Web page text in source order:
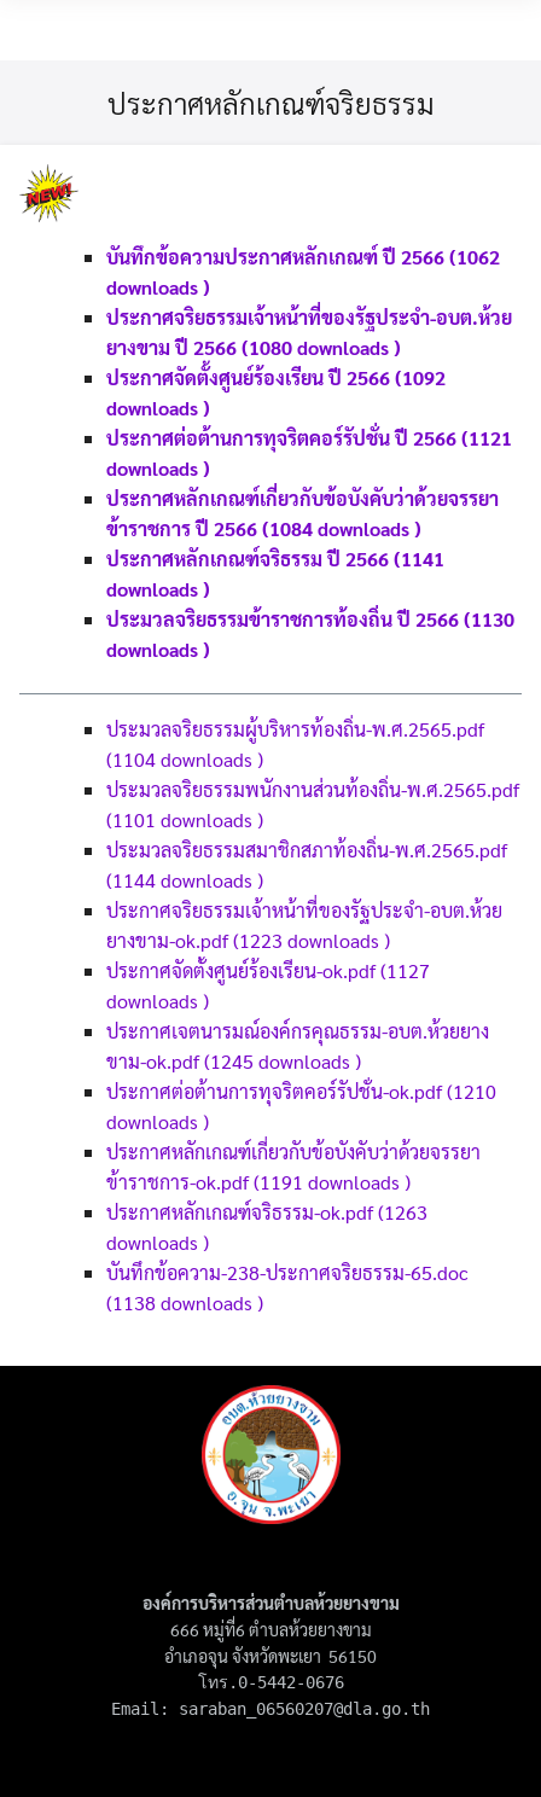
Search
ประกาศหลักเกณฑ์จริยธรรม
บันทึกข้อความประกาศหลักเกณฑ์ ปี 2566 (1062
downloads )
ประกาศจริยธรรมเจ้าหน้าที่ของรัฐประจำ-อบต.ห้วย
ยางขาม ปี 2566 (1080 downloads )
ประกาศจัดตั้งศูนย์ร้องเรียน ปี 2566 (1092
downloads )
ประกาศต่อต้านการทุจริตคอร์รัปชั่น ปี 2566 (1121
downloads )
ประกาศหลักเกณฑ์เกี่ยวกับข้อบังคับว่าด้วยจรรยา
ข้าราชการ ปี 2566 (1084 downloads )
ประกาศหลักเกณฑ์จริธรรม ปี 2566 (1141
downloads )
ประมวลจริยธรรมข้าราชการท้องถิ่น ปี 2566 (1130
downloads )
ประมวลจริยธรรมผู้บริหารท้องถิ่น-พ.ศ.2565.pdf
(1104 downloads )
ประมวลจริยธรรมพนักงานส่วนท้องถิ่น-พ.ศ.2565.pdf
(1101 downloads )
ประมวลจริยธรรมสมาชิกสภาท้องถิ่น-พ.ศ.2565.pdf
(1144 downloads )
ประกาศจริยธรรมเจ้าหน้าที่ของรัฐประจำ-อบต.ห้วย
ยางขาม-ok.pdf (1223 downloads )
ประกาศจัดตั้งศูนย์ร้องเรียน-ok.pdf (1127
downloads )
ประกาศเจตนารมณ์องค์กรคุณธรรม-อบต.ห้วยยาง
ขาม-ok.pdf (1245 downloads )
ประกาศต่อต้านการทุจริตคอร์รัปชั่น-ok.pdf (1210
downloads )
ประกาศหลักเกณฑ์เกี่ยวกับข้อบังคับว่าด้วยจรรยา
ข้าราชการ-ok.pdf (1191 downloads )
ประกาศหลักเกณฑ์จริธรรม-ok.pdf (1263
downloads )
บันทึกข้อความ-238-ประกาศจริยธรรม-65.doc
(1138 downloads )
องค์การบริหารส่วนตำบลห้วยยางขาม
666 หมู่ที่6 ตำบลห้วยยางขาม
อำเภอจุน จังหวัดพะเยา 56150
โทร.0-5442-0676
Email: saraban_06560207@dla.go.th